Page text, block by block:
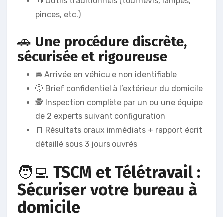
pinces, etc.)
🚗 Une procédure discrète,
sécurisée et rigoureuse
🚘 Arrivée en véhicule non identifiable
🤫 Brief confidentiel à l’extérieur du domicile
🕵️ Inspection complète par un ou une équipe
de 2 experts suivant configuration
🧾 Résultats oraux immédiats + rapport écrit
détaillé sous 3 jours ouvrés
🧑‍💻 TSCM et Télétravail :
Sécuriser votre bureau à
domicile